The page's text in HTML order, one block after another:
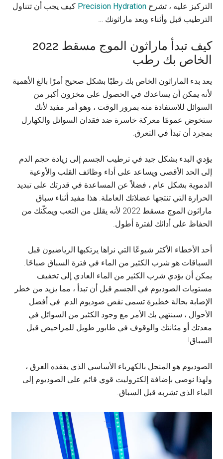
التركيز عليه ، تشرحPrecision Hydration كيف يجب أن تتناول
الترطيب قبل وأثناء وبعد ماراثونك …
كيف تبدأ ماراثون الموج مسقط 2022
الخاص بك رطب
يعد بدء الماراثون الخاص بك رطبًا بشكل صحيح أمرًا بالغ الأهمية
لأنه يمكن أن يساعدك في الحصول على مخزون أكبر من
السوائل للاستفادة منه بمرور الوقت ، وهو أمر مفيد لأنك
ستخوض عمومًا معركة خاسرة ضد فقدان السوائل والكهارل
بمجرد أن تبدأ في التعرق.
يؤدي البدء بشكل جيد في ترطيب الجسم إلى زيادة حجم الدم
إلى الحد الأقصى ويساعد على أداء وظائف القلب والأوعية
الدموية بشكل عام ، فضلاً عن المساعدة في قدرتك على تبديد
الحرارة التي تنتجها عضلاتك العاملة. هذا مفيد أثناء سباق
ماراثون الموج مسقط 2022 لأنه يقلل من التعب ويمكّنك من
الحفاظ على أدائك لفترة أطول.
أحد الأخطاء الأكثر شيوعًا التي نراها يرتكبها الرياضيون قبل
السباقات هو شرب الكثير من الماء في فترة السباق صباحًا.
يمكن أن يؤدي شرب الكثير من الماء العادي إلى تخفيف
مستويات الصوديوم في الجسم قبل أن تبدأ ، مما يزيد من خطر
الإصابة بحالة خطيرة تسمى نقص صوديوم الدم. في أفضل
الأحوال ، سينتهي بك الأمر مع وجود الكثير من السوائل في
معدتك أو مثانتك والوقوف في طابور طويل للمراحيض قبل
السباق!
الصوديوم هو المنحل بالكهرباء الأساسي الذي يفقده العرق ،
ولهذا نوصي بإضافة إلكتروليت قوي قائم على الصوديوم إلى
الماء الذي تشربه قبل السباق.